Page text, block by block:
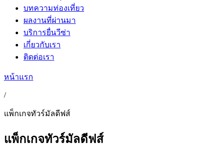
บทความท่องเที่ยว
ผลงานที่ผ่านมา
บริการยื่นวีซ่า
เกี่ยวกับเรา
ติดต่อเรา
หน้าแรก
/
แพ็กเกจทัวร์มัลดีฟส์
แพ็กเกจทัวร์มัลดีฟส์